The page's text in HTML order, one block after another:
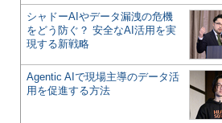
シャドーAIやデータ漏洩の危機
をどう防ぐ？ 安全なAI活用を実
現する新戦略
Agentic AIで現場主導のデータ活
用を促進する方法